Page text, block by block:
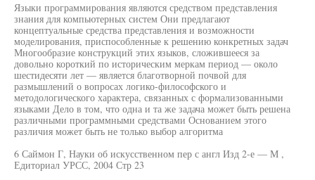
Языки программирования являются средством представления
знания для компьютерных систем Они предлагают
концептуальные средства представления и возможности
моделирования, приспособленные к решению конкретных задач
Многообразие конструкций этих языков, сложившееся за
довольно короткий по историческим меркам период — около
шестидесяти лет — является благотворной почвой для
размышлений о вопросах логико-философского и
методологического характера, связанных с формализованными
языками Дело в том, что одна и та же задача может быть решена
различными программными средствами Основанием этого
различия может быть не только выбор алгоритма
6 Саймон Г, Науки об искусственном пер с англ Изд 2-е — М ,
Едиториал УРСС, 2004 Стр 23